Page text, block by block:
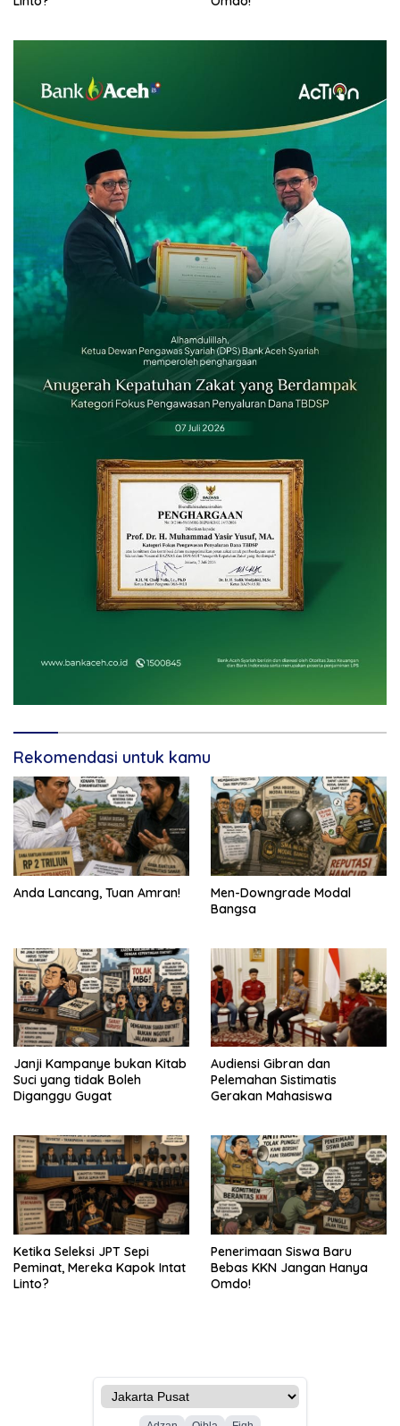
Rekomendasi untuk kamu
Anda Lancang, Tuan Amran!
Men-Downgrade Modal
Bangsa
Janji Kampanye bukan Kitab
Suci yang tidak Boleh
Diganggu Gugat
Audiensi Gibran dan
Pelemahan Sistimatis
Gerakan Mahasiswa
Ketika Seleksi JPT Sepi
Peminat, Mereka Kapok Intat
Linto?
Penerimaan Siswa Baru
Bebas KKN Jangan Hanya
Omdo!